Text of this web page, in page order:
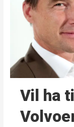
Vil ha